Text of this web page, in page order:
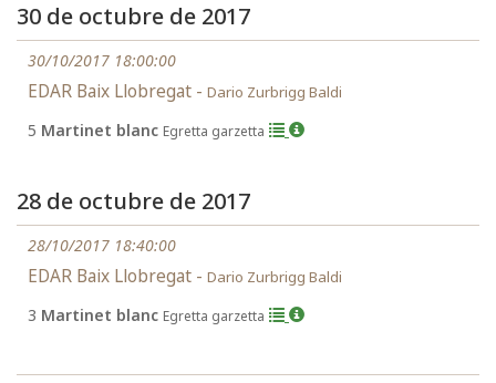
30 de octubre de 2017
30/10/2017 18:00:00
EDAR Baix Llobregat - Dario Zurbrigg Baldi
5 Martinet blanc Egretta garzetta
28 de octubre de 2017
28/10/2017 18:40:00
EDAR Baix Llobregat - Dario Zurbrigg Baldi
3 Martinet blanc Egretta garzetta